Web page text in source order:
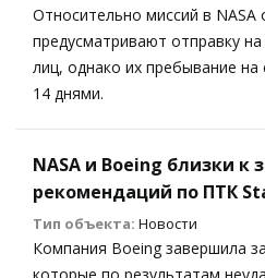
Относительно миссий в NASA
предусматривают отправку
лиц, однако их пребывание на
14 днями.
NASA и Boeing близки к
рекомендаций по ПТК
Тип объекта: Новости
Компания Boeing завершила